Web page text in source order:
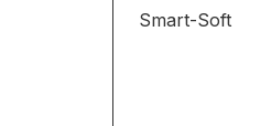
Smart-Soft